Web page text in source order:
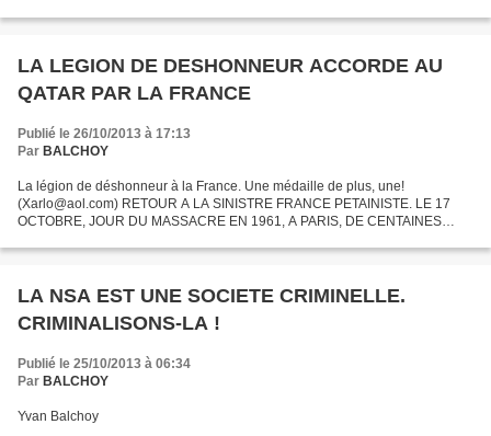
LA LEGION DE DESHONNEUR ACCORDE AU
QATAR PAR LA FRANCE
Publié le 26/10/2013 à 17:13
Par BALCHOY
La légion de déshonneur à la France. Une médaille de plus, une!
(Xarlo@aol.com) RETOUR A LA SINISTRE FRANCE PETAINISTE. LE 17
OCTOBRE, JOUR DU MASSACRE EN 1961, A PARIS, DE CENTAINES
L'AMBASSADEUR DU TERRORISTE...
LA NSA EST UNE SOCIETE CRIMINELLE.
CRIMINALISONS-LA !
Publié le 25/10/2013 à 06:34
Par BALCHOY
Yvan Balchoy